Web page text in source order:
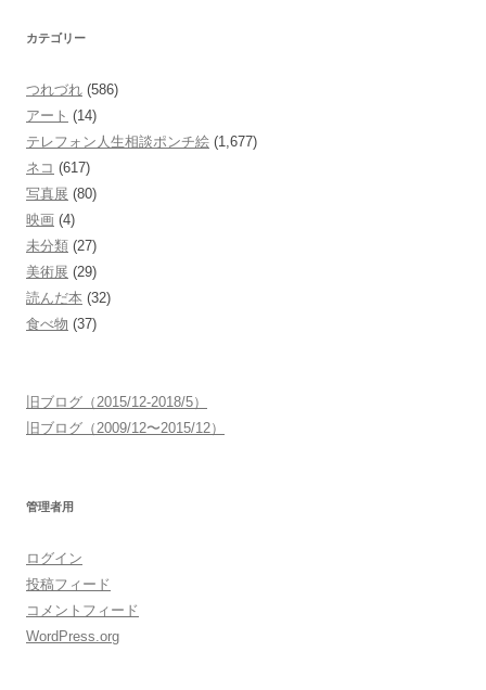
カテゴリー
つれづれ (586)
アート (14)
テレフォン人生相談ポンチ絵 (1,677)
ネコ (617)
写真展 (80)
映画 (4)
未分類 (27)
美術展 (29)
読んだ本 (32)
食べ物 (37)
旧ブログ（2015/12-2018/5）
旧ブログ（2009/12〜2015/12）
管理者用
ログイン
投稿フィード
コメントフィード
WordPress.org